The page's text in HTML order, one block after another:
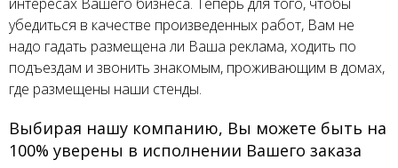
убедиться в качестве произведенных работ, Вам не
надо гадать размещена ли Ваша реклама, ходить по
подъездам и звонить знакомым, проживающим в домах,
где размещены наши стенды.
Выбирая нашу компанию, Вы можете быть на
100% уверены в исполнении Вашего заказа